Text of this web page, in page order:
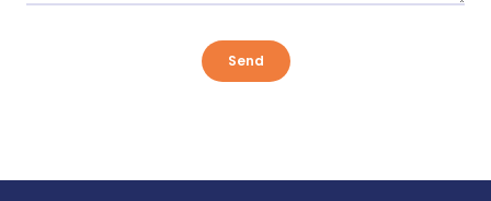
Send